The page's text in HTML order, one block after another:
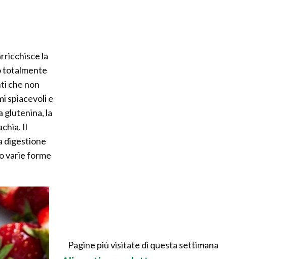
la
totalmente
che non
spiacevoli e
glutenina, la
Il
digestione
varie forme
Pagine più visitate di questa settimana